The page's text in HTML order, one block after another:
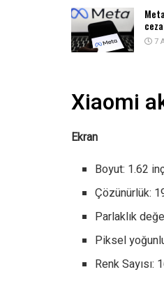
7
Xiaomi
Ekran
Boyut: 1.62
Çözünürlük:
Parlaklık
Piksel
Renk Sayısı: